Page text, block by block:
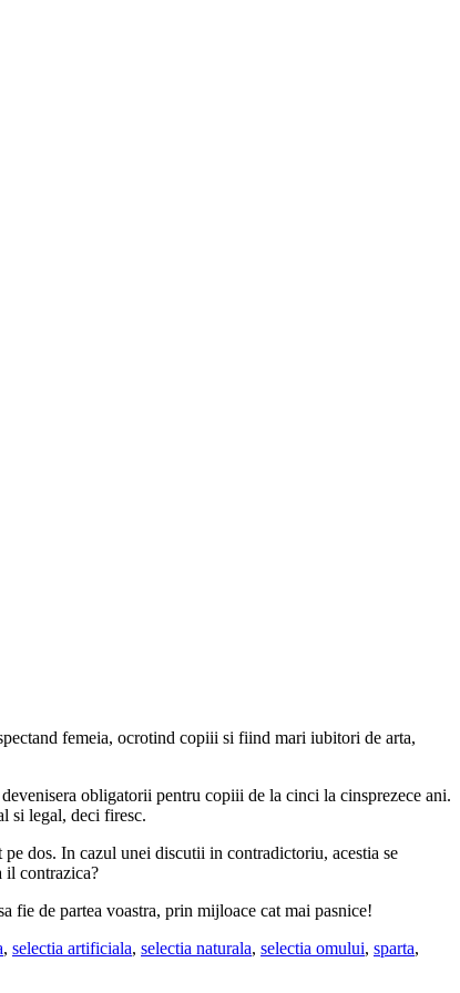
femeia, ocrotind copiii si fiind mari iubitori de arta,
obligatorii pentru copiii de la cinci la cinsprezece ani.
si legal, deci firesc.
dos. In cazul unei discutii in contradictoriu, acestia se
il contrazica?
fie de partea voastra, prin mijloace cat mai pasnice!
, selectia artificiala, selectia naturala, selectia omului, sparta,